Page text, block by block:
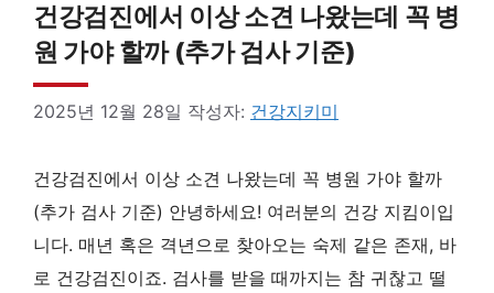
건강검진에서 이상 소견 나왔는데 꼭 병
원 가야 할까 (추가 검사 기준)
2025년 12월 28일 작성자: 건강지키미
건강검진에서 이상 소견 나왔는데 꼭 병원 가야 할까
(추가 검사 기준) 안녕하세요! 여러분의 건강 지킴이입
니다. 매년 혹은 격년으로 찾아오는 숙제 같은 존재, 바
로 건강검진이죠. 검사를 받을 때까지는 참 귀찮고 떨